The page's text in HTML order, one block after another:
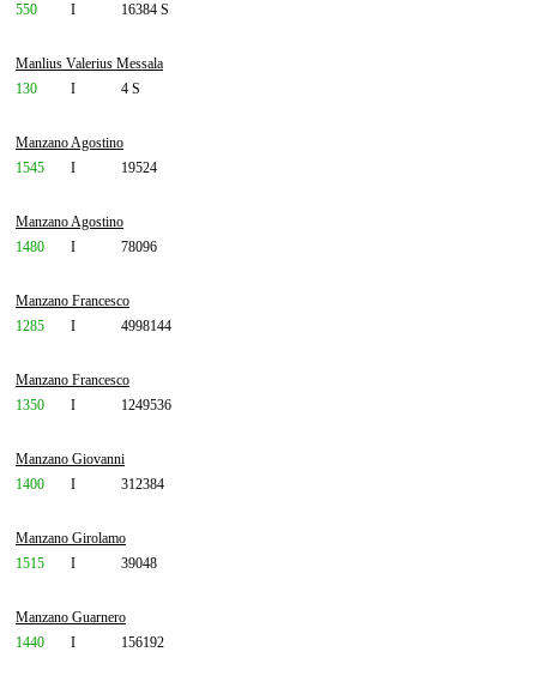
550
I 16384 S
Manlius Valerius Messala
130
I 4 S
Manzano Agostino
1545
I 19524
Manzano Agostino
1480
I 78096
Manzano Francesco
1285
I 4998144
Manzano Francesco
1350
I 1249536
Manzano Giovanni
1400
I 312384
Manzano Girolamo
1515
I 39048
Manzano Guarnero
1440
I 156192